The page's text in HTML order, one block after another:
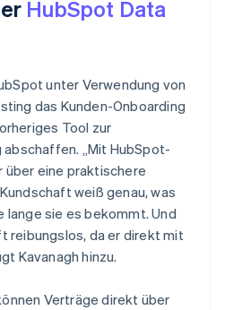
HubSpot Data
unter Verwendung von
das Kunden-Onboarding
Tool zur
„Mit HubSpot-
eine praktischere
weiß genau, was
lange sie es bekommt. Und
reibungslos, da er direkt mit
Kavanagh hinzu.
Verträge direkt über